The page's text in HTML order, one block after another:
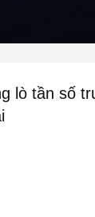
lò tần số